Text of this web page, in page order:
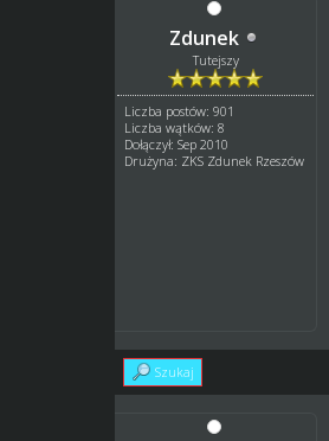
Zdunek
Tutejszy
Liczba postów: 901
Liczba wątków: 8
Dołączył: Sep 2010
Drużyna: ZKS Zdunek Rzeszów
Szukaj